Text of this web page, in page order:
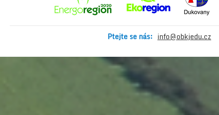
Ptejte se nás: info@obkjedu.cz